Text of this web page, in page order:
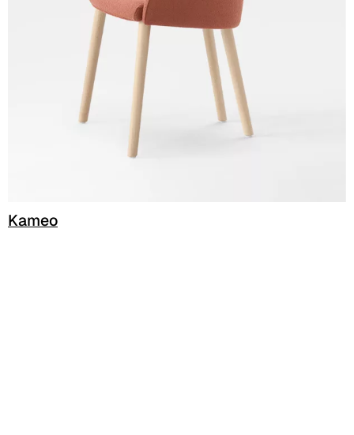
Cura (Cat. C - Tessuto)
C 39C
Kameo